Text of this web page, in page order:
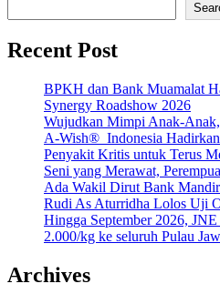
Recent Post
BPKH dan Bank Muamalat
Synergy Roadshow 2026
Wujudkan Mimpi Anak-
A-Wish® Indonesia
Penyakit Kritis untuk Terus
Seni yang Merawat,
Ada Wakil Dirut Bank
Rudi As Aturridha Lolos Uji
Hingga September 2026,
2.000/kg ke seluruh Pulau
Archives